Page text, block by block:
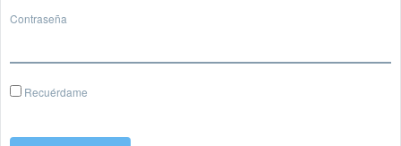
Contraseña
Recuérdame